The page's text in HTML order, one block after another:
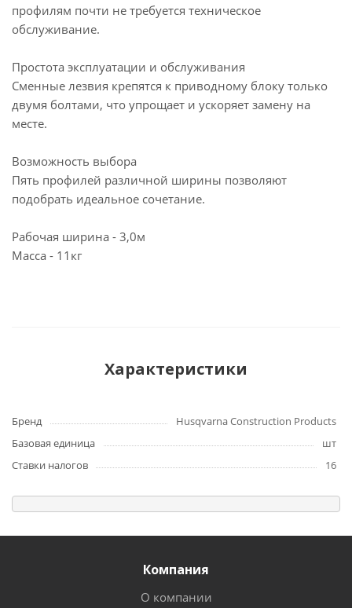
профилям почти не требуется техническое
обслуживание.
Простота эксплуатации и обслуживания
Сменные лезвия крепятся к приводному блоку только
двумя болтами, что упрощает и ускоряет замену на
месте.
Возможность выбора
Пять профилей различной ширины позволяют
подобрать идеальное сочетание.
Рабочая ширина - 3,0м
Масса - 11кг
Характеристики
Бренд
Husqvarna Construction Products
Базовая единица
шт
Ставки налогов
16
Компания
О компании